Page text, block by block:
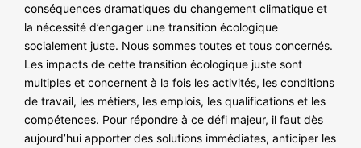
conséquences dramatiques du changement climatique et
la nécessité d’engager une transition écologique
socialement juste. Nous sommes toutes et tous concernés.
Les impacts de cette transition écologique juste sont
multiples et concernent à la fois les activités, les conditions
de travail, les métiers, les emplois, les qualifications et les
compétences. Pour répondre à ce défi majeur, il faut dès
aujourd’hui apporter des solutions immédiates, anticiper les